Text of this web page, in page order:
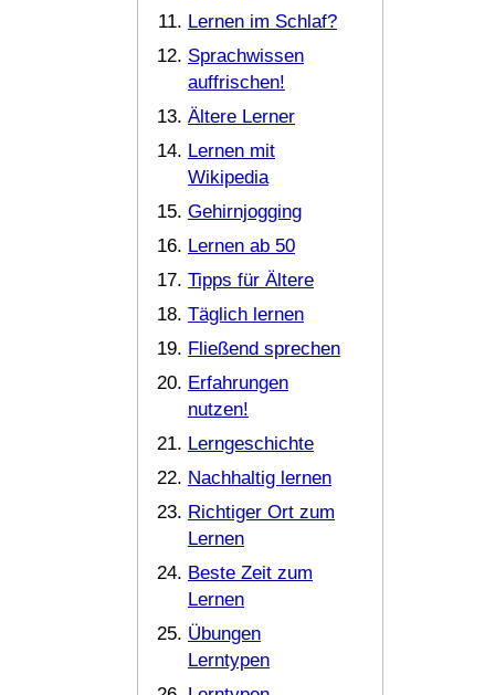
Lernen im Schlaf?
Sprachwissen
auffrischen!
Ältere Lerner
Lernen mit
Wikipedia
Gehirnjogging
Lernen ab 50
Tipps für Ältere
Täglich lernen
Fließend sprechen
Erfahrungen
nutzen!
Lerngeschichte
Nachhaltig lernen
Richtiger Ort zum
Lernen
Beste Zeit zum
Lernen
Übungen
Lerntypen